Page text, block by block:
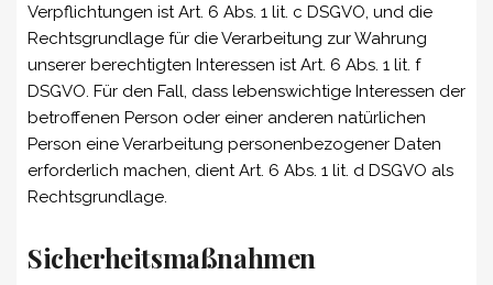
Verpflichtungen ist Art. 6 Abs. 1 lit. c DSGVO, und die
Rechtsgrundlage für die Verarbeitung zur Wahrung
unserer berechtigten Interessen ist Art. 6 Abs. 1 lit. f
DSGVO. Für den Fall, dass lebenswichtige Interessen der
betroffenen Person oder einer anderen natürlichen
Person eine Verarbeitung personenbezogener Daten
erforderlich machen, dient Art. 6 Abs. 1 lit. d DSGVO als
Rechtsgrundlage.
Sicherheitsmaßnahmen